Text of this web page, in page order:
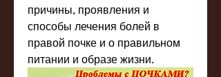
причины, проявления и
способы лечения болей в
правой почке и о правильном
питании и образе жизни.